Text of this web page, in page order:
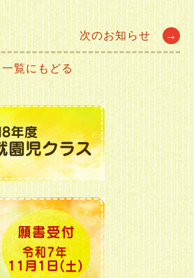
次のお知らせ →
一覧にもどる